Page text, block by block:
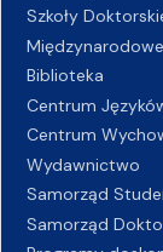
Szkoły
Biblioteka
Centrum
Centrum
Wydawnictwo
Samorząd
Samorząd